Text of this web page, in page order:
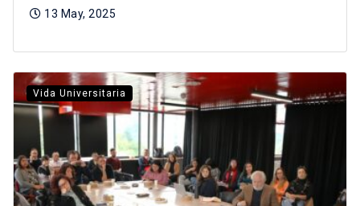
13 May, 2025
Vida Universitaria